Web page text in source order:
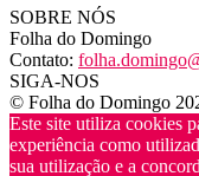
SOBRE NÓS
Folha do Domingo
Contato:
SIGA-NOS
© Folha do Domingo
Este site utiliza cookies
experiência como
sua utilização e a